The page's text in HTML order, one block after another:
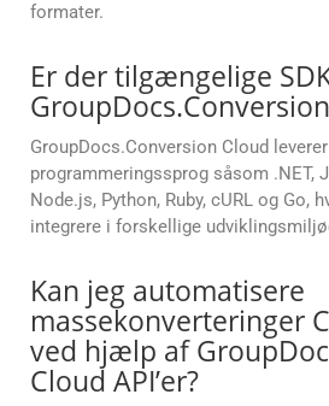
formater.
Er der tilgængelige
GroupDocs.Conversion Cloud
programmeringssprog såsom .NET,
Node.js, Python, Ruby, cURL og Go,
integrere i forskellige
Kan jeg automatisere
massekonverteringer
ved hjælp af
Cloud API’er?